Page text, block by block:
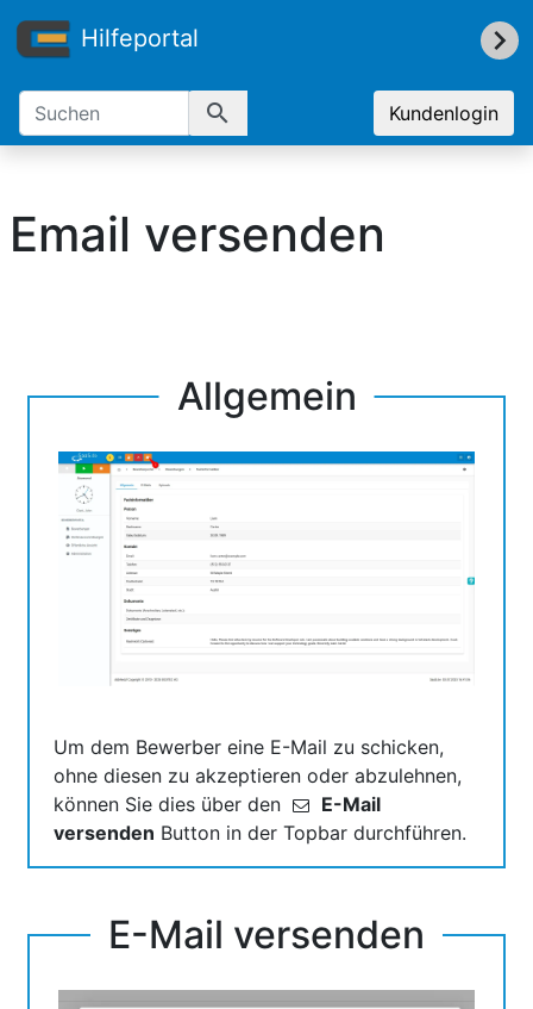
Hilfeportal
search Kundenlogin
Email versenden
Allgemein
Um dem Bewerber eine E-Mail zu schicken,
ohne diesen zu akzeptieren oder abzulehnen,
können Sie dies über den
E-Mail
versenden Button in der Topbar durchführen.
E-Mail versenden